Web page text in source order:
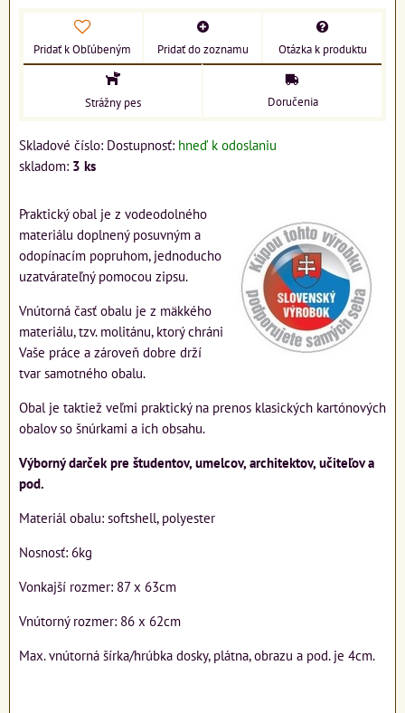
Pridať k Obľúbeným Pridať do zoznamu Otázka k produktu
Strážny pes Doručenia
Skladové číslo: Dostupnosť: hneď k odoslaniu
skladom: 3 ks
Praktický obal je z vodeodolného
materiálu doplnený posuvným a
odopínacím popruhom, jednoducho
uzatvárateľný pomocou zipsu.
Vnútorná časť obalu je z mäkkého
materiálu, tzv. molitánu, ktorý chráni
Vaše práce a zároveň dobre drží
tvar samotného obalu.
Obal je taktiež veľmi praktický na prenos klasických kartónových
obalov so šnúrkami a ich obsahu.
Výborný darček pre študentov, umelcov, architektov, učiteľov a
pod.
Materiál obalu: softshell, polyester
Nosnosť: 6kg
Vonkajší rozmer: 87 x 63cm
Vnútorný rozmer: 86 x 62cm
Max. vnútorná šírka/hrúbka dosky, plátna, obrazu a pod. je 4cm.